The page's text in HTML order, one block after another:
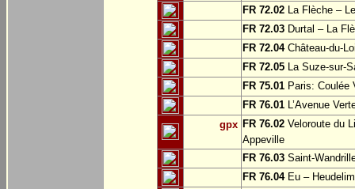
FR 72.02 La Flèche –
FR 72.03 Durtal – La
FR 72.04Château-du-
FR 72.05 La Suze-sur-
FR 75.01 Paris: Coulée
FR 76.01 L’Avenue
gpx FR 76.02 Veloroute du
Appeville
FR 76.03 Saint-
FR 76.04Eu –